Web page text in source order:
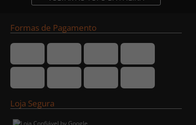
Formas de Pagamento
Loja Segura